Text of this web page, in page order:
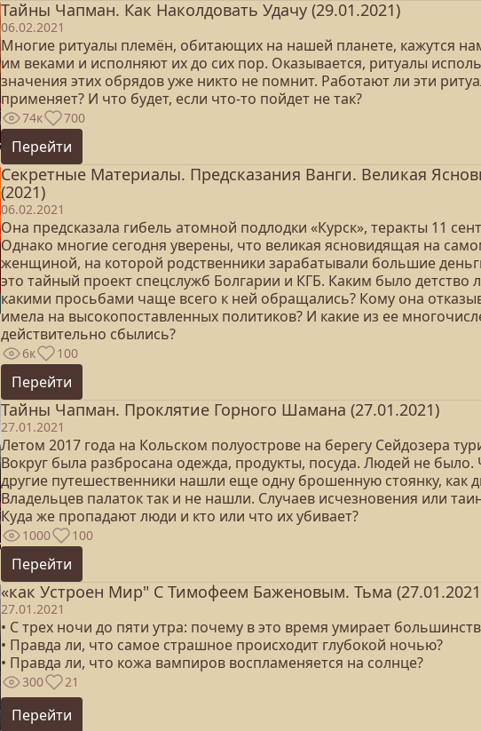
Тайны Чапман. Как Наколдовать Удачу (29.01.2021)
06.02.2021
Многие ритуалы племён, обитающих на нашей планете, кажутся
им веками и исполняют их до сих пор. Оказывается, ритуалы
значения этих обрядов уже никто не помнит. Работают ли эти
применяет? И что будет, если что-то пойдет не так?
74к 700
Перейти
Секретные Материалы. Предсказания Ванги. Великая
(2021)
06.02.2021
Она предсказала гибель атомной подлодки «Курск», теракты 11
Однако многие сегодня уверены, что великая ясновидящая на
женщиной, на которой родственники зарабатывали большие
это тайный проект спецслужб Болгарии и КГБ. Каким было
какими просьбами чаще всего к ней обращались? Кому она
имела на высокопоставленных политиков? И какие из ее
действительно сбылись?
6к 100
Перейти
Тайны Чапман. Проклятие Горного Шамана (27.01.2021)
27.01.2021
Летом 2017 года на Кольском полуострове на берегу Сейдозера
Вокруг была разбросана одежда, продукты, посуда. Людей не было.
другие путешественники нашли еще одну брошенную стоянку, как
Владельцев палаток так и не нашли. Случаев исчезновения или
Куда же пропадают люди и кто или что их убивает?
1000 100
Перейти
«как Устроен Мир" С Тимофеем Баженовым. Тьма
27.01.2021
• С трех ночи до пяти утра: почему в это время умирает
• Правда ли, что самое страшное происходит глубокой ночью?
• Правда ли, что кожа вампиров воспламеняется на солнце?
300 21
Перейти